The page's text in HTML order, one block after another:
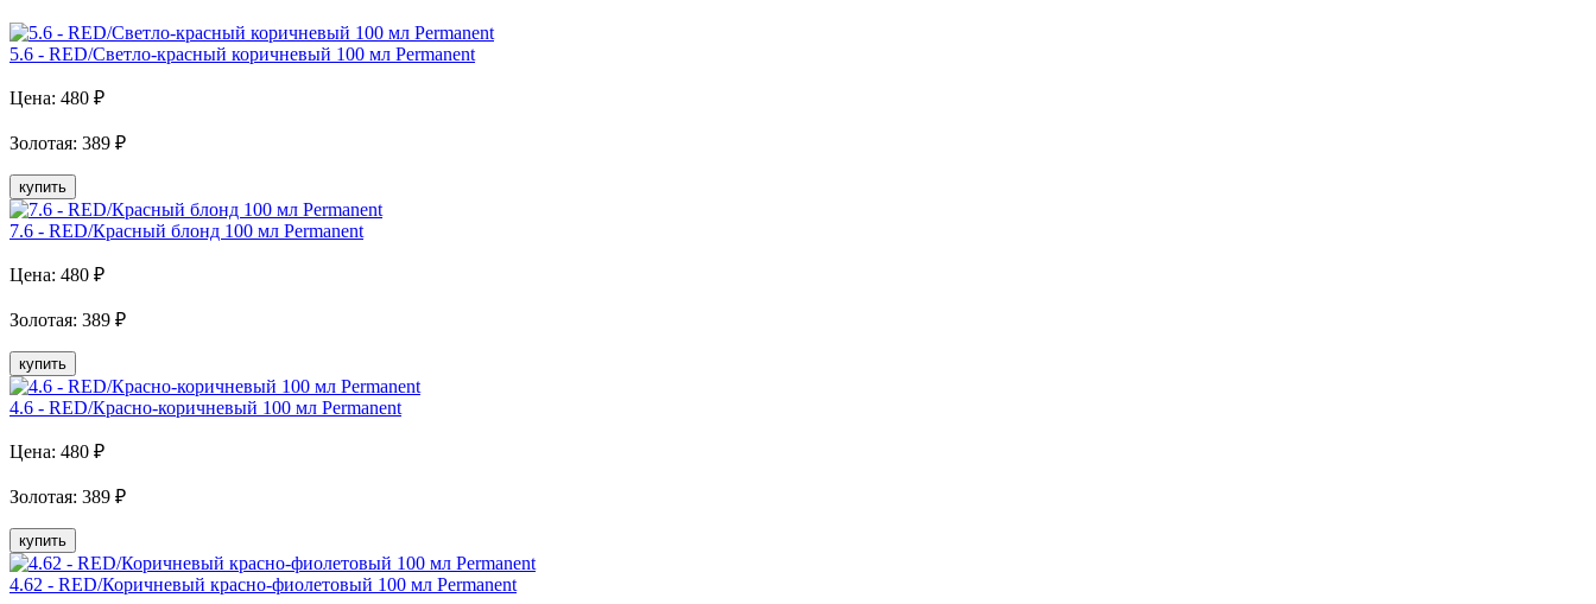
5.6 - RED/Светло-красный коричневый 100 мл Рermanent
Цена: 480 ₽
Золотая: 389 ₽
купить
7.6 - RED/Красный блонд 100 мл Рermanent
Цена: 480 ₽
Золотая: 389 ₽
купить
4.6 - RED/Красно-коричневый 100 мл Рermanent
Цена: 480 ₽
Золотая: 389 ₽
купить
4.62 - RED/Коричневый красно-фиолетовый 100 мл Рermanent